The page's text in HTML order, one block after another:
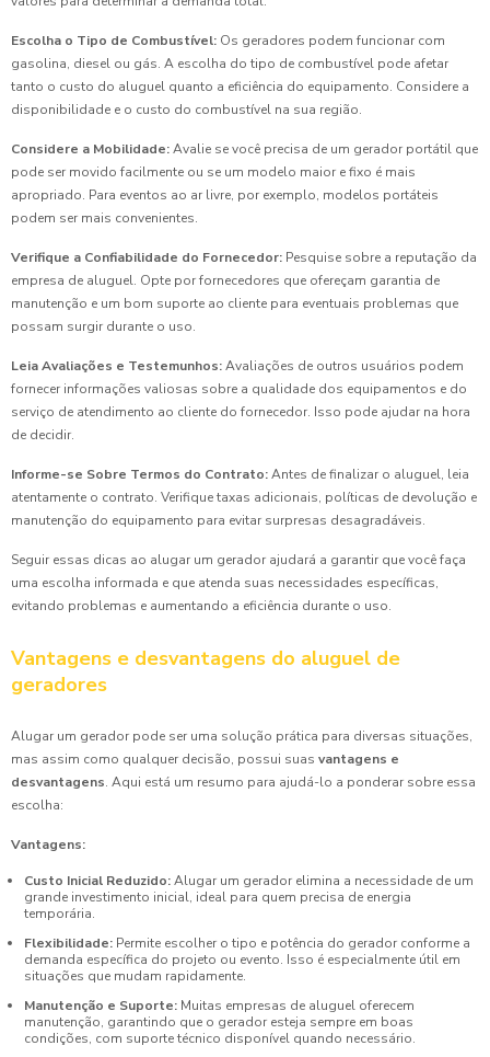
Escolha o Tipo de Combustível: Os geradores podem funcionar com
gasolina, diesel ou gás. A escolha do tipo de combustível pode afetar
tanto o custo do aluguel quanto a eficiência do equipamento. Considere a
disponibilidade e o custo do combustível na sua região.
Considere a Mobilidade:Avalie se você precisa de um gerador portátil que
pode ser movido facilmente ou se um modelo maior e fixo é mais
apropriado. Para eventos ao ar livre, por exemplo, modelos portáteis
podem ser mais convenientes.
Verifique a Confiabilidade do Fornecedor: Pesquise sobre a reputação da
empresa de aluguel. Opte por fornecedores que ofereçam garantia de
manutenção e um bom suporte ao cliente para eventuais problemas que
possam surgir durante o uso.
Leia Avaliações e Testemunhos:Avaliações de outros usuários podem
fornecer informações valiosas sobre a qualidade dos equipamentos e do
serviço de atendimento ao cliente do fornecedor. Isso pode ajudar na hora
de decidir.
Informe-se Sobre Termos do Contrato:Antes de finalizar o aluguel, leia
atentamente o contrato. Verifique taxas adicionais, políticas de devolução e
manutenção do equipamento para evitar surpresas desagradáveis.
Seguir essas dicas ao alugar um gerador ajudará a garantir que você faça
uma escolha informada e que atenda suas necessidades específicas,
evitando problemas e aumentando a eficiência durante o uso.
Vantagens e desvantagens do aluguel de
geradores
Alugar um gerador pode ser uma solução prática para diversas situações,
mas assim como qualquer decisão, possui suas vantagens e
desvantagens. Aqui está um resumo para ajudá-lo a ponderar sobre essa
escolha:
Vantagens:
Custo Inicial Reduzido:Alugar um gerador elimina a necessidade de um
grande investimento inicial, ideal para quem precisa de energia
temporária.
Flexibilidade: Permite escolher o tipo e potência do gerador conforme a
demanda específica do projeto ou evento. Isso é especialmente útil em
situações que mudam rapidamente.
Manutenção e Suporte: Muitas empresas de aluguel oferecem
manutenção, garantindo que o gerador esteja sempre em boas
condições, com suporte técnico disponível quando necessário.